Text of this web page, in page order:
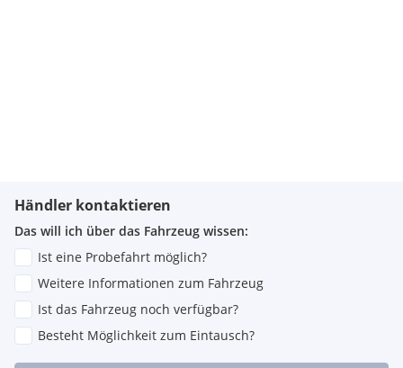
Händler kontaktieren
Das will ich über das Fahrzeug wissen:
Ist eine Probefahrt möglich?
Weitere Informationen zum Fahrzeug
Ist das Fahrzeug noch verfügbar?
Besteht Möglichkeit zum Eintausch?